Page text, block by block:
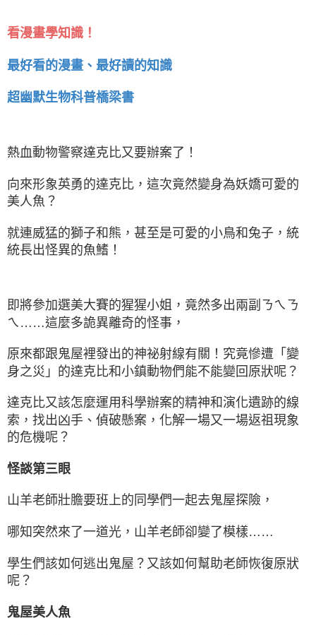
看漫畫學知識！
最好看的漫畫、最好讀的知識
超幽默生物科普橋梁書
熱血動物警察達克比又要辦案了！
向來形象英勇的達克比，這次竟然變身為妖嬌可愛的
美人魚？
就連威猛的獅子和熊，甚至是可愛的小鳥和兔子，統
統長出怪異的魚鰭！
即將參加選美大賽的猩猩小姐，竟然多出兩副ㄋㄟㄋ
ㄟ……這麼多詭異離奇的怪事，
原來都跟鬼屋裡發出的神祕射線有關！究竟慘遭「變
身之災」的達克比和小鎮動物們能不能變回原狀呢？
達克比又該怎麼運用科學辦案的精神和演化遺跡的線
索，找出凶手、偵破懸案，化解一場又一場返祖現象
的危機呢？
怪談第三眼
山羊老師壯膽要班上的同學們一起去鬼屋探險，
哪知突然來了一道光，山羊老師卻變了模樣……
學生們該如何逃出鬼屋？又該如何幫助老師恢復原狀
呢？
鬼屋美人魚